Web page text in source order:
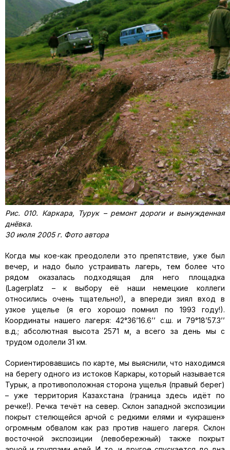
Рис. 010. Каркара, Турук – ремонт дороги и вынужденная
днёвка.
30 июля 2005 г. Фото автора
Когда мы кое-как преодолели это препятствие, уже был
вечер, и надо было устраивать лагерь, тем более что
рядом оказалась подходящая для него площадка
(Lagerplatz – к выбору её наши немецкие коллеги
относились очень тщательно!), а впереди зиял вход в
узкое ущелье (я его хорошо помнил по 1993 году!).
Координаты нашего лагеря: 42°36’16.6’’ с.ш. и 79°18’57.3’’
в.д.; абсолютная высота 2571 м, а всего за день мы с
трудом одолели 31 км.
Сориентировавшись по карте, мы выяснили, что находимся
на берегу одного из истоков Каркары, который называется
Турык, а противоположная сторона ущелья (правый берег)
– уже территория Казахстана (граница здесь идёт по
речке!). Речка течёт на север. Склон западной экспозиции
покрыт стелющейся арчой с редкими елями и «украшен»
огромным обвалом как раз против нашего лагеря. Склон
восточной экспозиции (левобережный) также покрыт